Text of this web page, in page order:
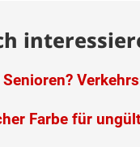
Farbe für